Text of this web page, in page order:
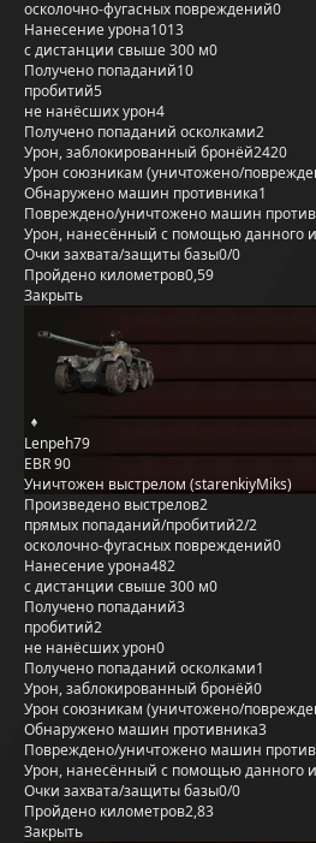
осколочно-фугасных повреждений0
Нанесение урона1013
с дистанции свыше 300 м0
Получено попаданий10
пробитий5
не нанёсших урон4
Получено попаданий осколками2
Урон, заблокированный бронёй2420
Урон союзникам (уничтожено/
Обнаружено машин противника1
Повреждено/уничтожено машин
Урон, нанесённый с помощью данного
Очки захвата/защиты базы0/0
Пройдено километров0,59
Закрыть
Lenpeh79
EBR 90
Уничтожен выстрелом (starenkiyMiks)
Произведено выстрелов2
прямых попаданий/пробитий2/2
осколочно-фугасных повреждений0
Нанесение урона482
с дистанции свыше 300 м0
Получено попаданий3
пробитий2
не нанёсших урон0
Получено попаданий осколками1
Урон, заблокированный бронёй0
Урон союзникам (уничтожено/
Обнаружено машин противника3
Повреждено/уничтожено машин
Урон, нанесённый с помощью данного
Очки захвата/защиты базы0/0
Пройдено километров2,83
Закрыть